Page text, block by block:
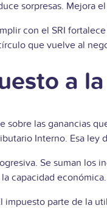
sorpresas. Mejora
con el SRI
que vuelve al
a
sobre las ganancias
Interno. Esa ley
Se suman los
capacidad
impuesto parte de la